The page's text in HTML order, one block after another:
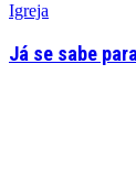
Igreja
Já se sabe